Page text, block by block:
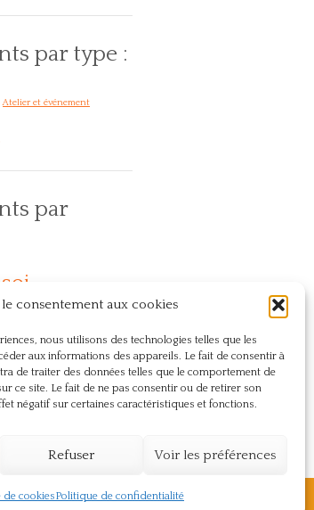
consentement aux cookies
nous utilisons des technologies telles que les
aux informations des appareils. Le fait de consentir à
de traiter des données telles que le comportement de
ce site. Le fait de ne pas consentir ou de retirer son
négatif sur certaines caractéristiques et fonctions.
Refuser Voir les préférences
de cookiesPolitique de confidentialité
par type :
Atelier et événement
par
Respect
Souffrance Sûtra
Vie du centre